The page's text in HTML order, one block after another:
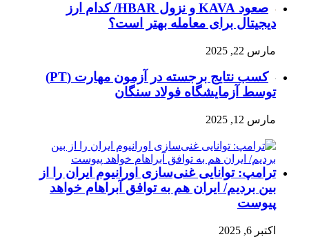
صعود KAVA و نزول HBAR/ کدام ارز
دیجیتال برای معامله بهتر است؟
مارس 22, 2025
کسب نتایج برجسته در آزمون مهارت (PT)
توسط آزمایشگاه فولاد سنگان
مارس 12, 2025
ترامپ: توانایی غنی‌سازی اورانیوم ایران را از
بین بردیم/ ایران هم به توافق آبراهام خواهد
پیوست
اکتبر 6, 2025